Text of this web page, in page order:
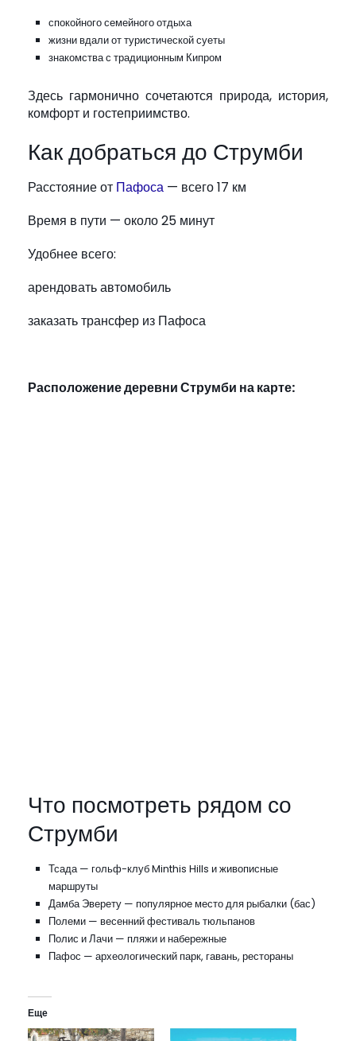
спокойного семейного отдыха
жизни вдали от туристической суеты
знакомства с традиционным Кипром
Здесь гармонично сочетаются природа, история,
комфорт и гостеприимство.
Как добраться до Струмби
Расстояние от Пафоса — всего 17 км
Время в пути — около 25 минут
Удобнее всего:
арендовать автомобиль
заказать трансфер из Пафоса
Расположение деревни Струмби на карте:
Что посмотреть рядом со
Струмби
Тсада — гольф-клуб Minthis Hills и живописные
маршруты
Дамба Эверету — популярное место для рыбалки (бас)
Полеми — весенний фестиваль тюльпанов
Полис и Лачи — пляжи и набережные
Пафос — археологический парк, гавань, рестораны
Еще